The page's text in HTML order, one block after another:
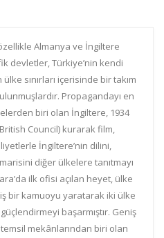
Almanya ve İngiltere
devletler, Türkiye’nin kendi
sınırları içerisinde bir takım
Propagandayı en
biri olan İngiltere, 1934
Council) kurarak film,
İngiltere’nin dilini,
diğer ülkelere tanıtmayı
ilk ofisi açılan heyet, ülke
bir kamuoyu yaratarak iki ülke
başarmıştır. Geniş
mekânlarından biri olan